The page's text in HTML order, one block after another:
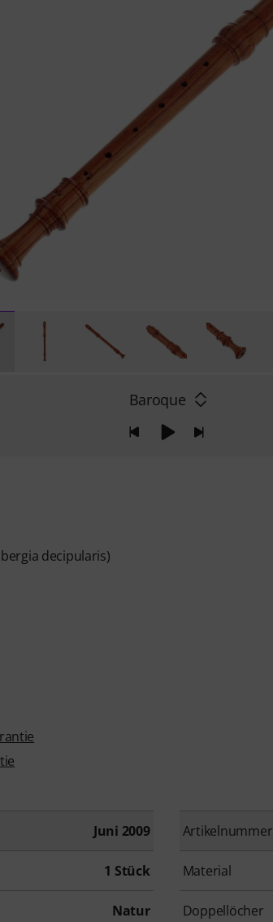
Baroque
decipularis)
Juni 2009 Artikelnummer
1 Stück Material
Natur Doppellöcher